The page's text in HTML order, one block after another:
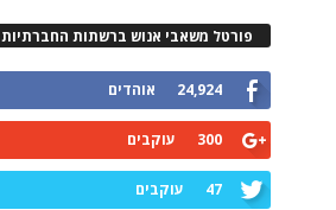
פורטל משאבי אנוש ברשתות החברתיות
24,924 אוהדים
300 עוקבים
47 עוקבים